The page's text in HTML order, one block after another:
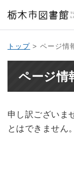
トップ > ページ情
ページ情
申し訳ございま
とはできません。